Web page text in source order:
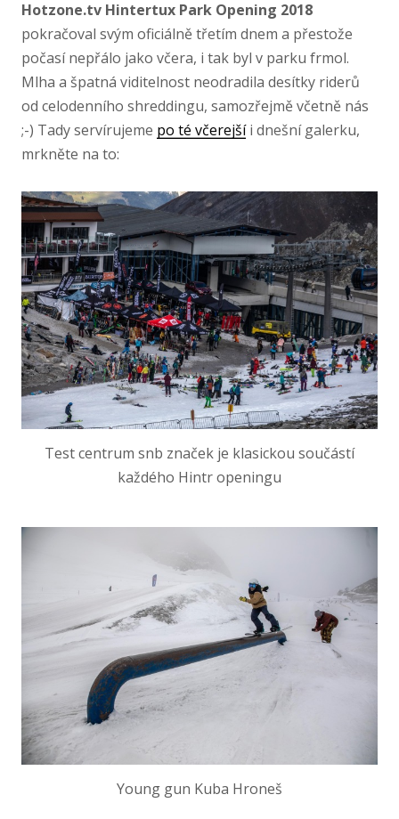
Hotzone.tv Hintertux Park Opening 2018
pokračoval svým oficiálně třetím dnem a přestože
počasí nepřálo jako včera, i tak byl v parku frmol.
Mlha a špatná viditelnost neodradila desítky riderů
od celodenního shreddingu, samozřejmě včetně nás
;-) Tady servírujeme po té včerejšíi dnešní galerku,
mrkněte na to:
Test centrum snb značek je klasickou součástí
každého Hintr openingu
Young gun Kuba Hroneš